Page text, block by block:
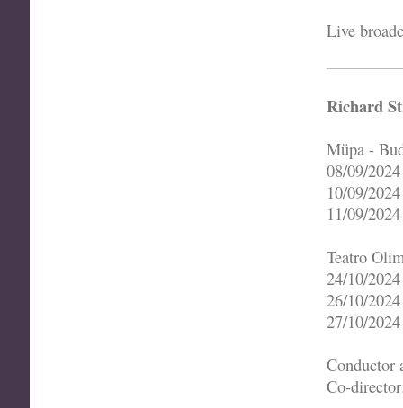
Live
Richard
Müpa -
08/09/
10/09/
11/09/
Teatro
24/10/
26/10/
27/10/
Conductor
Co-